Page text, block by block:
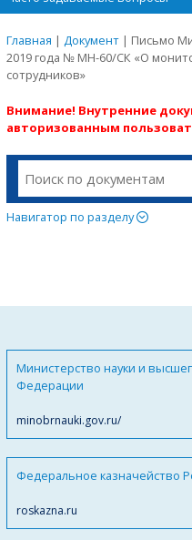
Главная | Документ | Письмо
2019 года № МН-60/СК «О
сотрудников»
Внимание! Внутренние
авторизованным
Навигатор по разделу
Министерство науки и
Федерации
minobrnauki.gov.ru/
Федеральное казначейство
roskazna.ru